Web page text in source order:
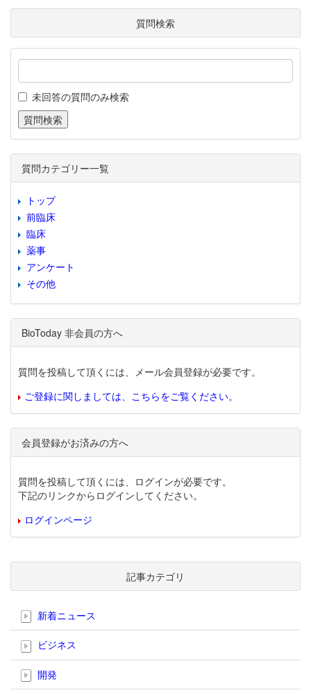
質問検索
未回答の質問のみ検索
質問カテゴリー一覧
トップ
前臨床
臨床
薬事
アンケート
その他
BioToday 非会員の方へ
質問を投稿して頂くには、メール会員登録が必要です。
ご登録に関しましては、こちらをご覧ください。
会員登録がお済みの方へ
質問を投稿して頂くには、ログインが必要です。
下記のリンクからログインしてください。
ログインページ
記事カテゴリ
新着ニュース
ビジネス
開発